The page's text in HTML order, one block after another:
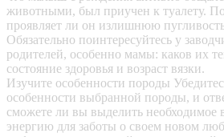
животными, был приучен к туалету.
проявляет ли он излишнюю
Обязательно поинтересуйтесь у
родителей, особенно мамы: каков их
состояние здоровья и возраст вязки.
Изучите особенности породы
особенности выбранной породы, и
сможете ли вы выделить необходимое
энергию для заботы о своем новом